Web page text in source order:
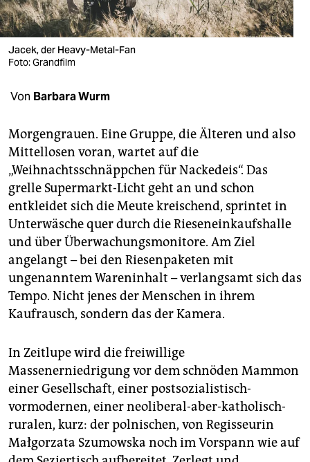
verlag
verlag
shop
fragen & hilfe
unterstützen
abo
genossenschaft
epaper login
Jacek, der Heavy-Metal-Fan
Foto: Grandfilm
Von Barbara Wurm
Morgengrauen. Eine Gruppe, die Älteren und also
Mittellosen voran, wartet auf die
„Weihnachtsschnäppchen für Nackedeis“. Das
grelle Supermarkt-Licht geht an und schon
entkleidet sich die Meute kreischend, sprintet in
Unterwäsche quer durch die Rieseneinkaufshalle
und über Überwachungsmonitore. Am Ziel
angelangt – bei den Riesenpaketen mit
ungenanntem Wareninhalt – verlangsamt sich das
Tempo. Nicht jenes der Menschen in ihrem
Kaufrausch, sondern das der Kamera.
In Zeitlupe wird die freiwillige
Massenerniedrigung vor dem schnöden Mammon
einer Gesellschaft, einer postsozialistisch-
vormodernen, einer neoliberal-aber-katholisch-
ruralen, kurz: der polnischen, von Regisseurin
Małgorzata Szumowska noch im Vorspann wie auf